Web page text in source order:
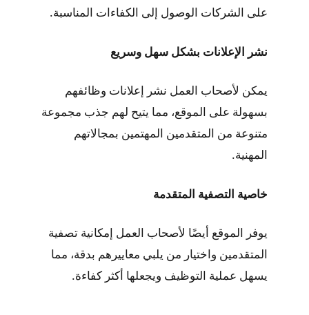
على الشركات الوصول إلى الكفاءات المناسبة.
نشر الإعلانات بشكل سهل وسريع
يمكن لأصحاب العمل نشر إعلانات وظائفهم
بسهولة على الموقع، مما يتيح لهم جذب مجموعة
متنوعة من المتقدمين المهتمين بمجالاتهم
المهنية.
خاصية التصفية المتقدمة
يوفر الموقع أيضًا لأصحاب العمل إمكانية تصفية
المتقدمين واختيار من يلبي معاييرهم بدقة، مما
يسهل عملية التوظيف ويجعلها أكثر كفاءة.